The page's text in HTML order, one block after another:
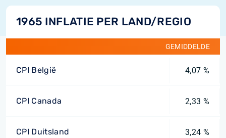
1965 INFLATIE PER LAND/REGIO
GEMIDDELDE
CPI België 4,07 %
CPI Canada 2,33 %
CPI Duitsland 3,24 %